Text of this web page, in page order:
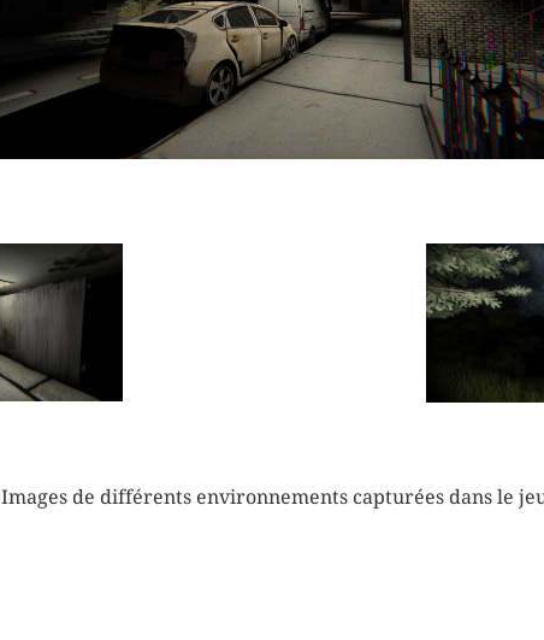
Images de différents environnements capturées dans le